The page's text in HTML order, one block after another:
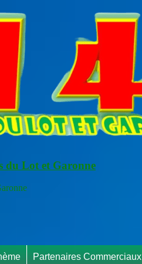
du Lot et Garonne
Partenaires Commerciaux